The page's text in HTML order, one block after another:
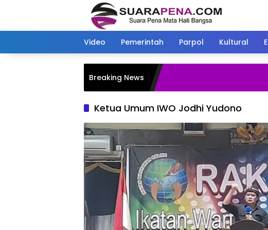
Video Pemerintah Parpol Kultural
Breaking News
Ketua Umum IWO Jodhi Yudono